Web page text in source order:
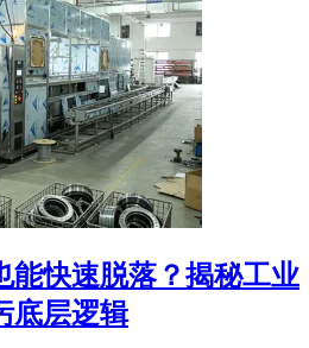
能快速脱落？揭秘工业
底层逻辑